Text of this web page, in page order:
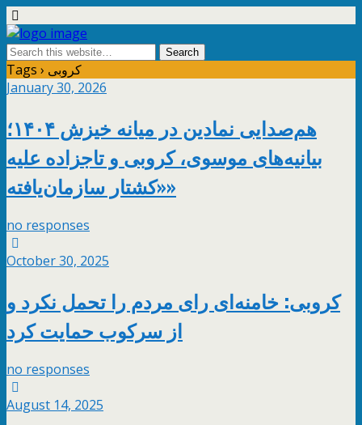
Tags › کروبی
January 30, 2026
هم‌صدایی نمادین در میانه خیزش ۱۴۰۴؛
بیانیه‌های موسوی، کروبی و تاجزاده علیه
«کشتار سازمان‌یافته»
no responses
October 30, 2025
کروبی: خامنه‌ای رای مردم را تحمل نکرد و
از سرکوب حمایت کرد
no responses
August 14, 2025